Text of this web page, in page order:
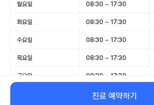
월요일 08:30 ~ 17:30
화요일 08:30 ~ 17:30
수요일 08:30 ~ 17:30
목요일 08:30 ~ 17:30
금요일 08:30 ~ 17:30
08:30 ~ 12:30
진료 예약하기